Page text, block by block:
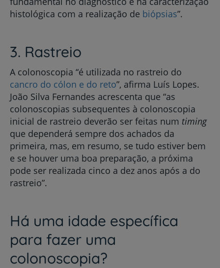
histológica com a realização de biópsias”.
3. Rastreio
A colonoscopia “é utilizada no rastreio do
cancro do cólon e do reto”, afirma Luís Lopes.
João Silva Fernandes acrescenta que “as
colonoscopias subsequentes à colonoscopia
inicial de rastreio deverão ser feitas num timing
que dependerá sempre dos achados da
primeira, mas, em resumo, se tudo estiver bem
e se houver uma boa preparação, a próxima
pode ser realizada cinco a dez anos após a do
rastreio”.
Há uma idade específica
para fazer uma
colonoscopia?